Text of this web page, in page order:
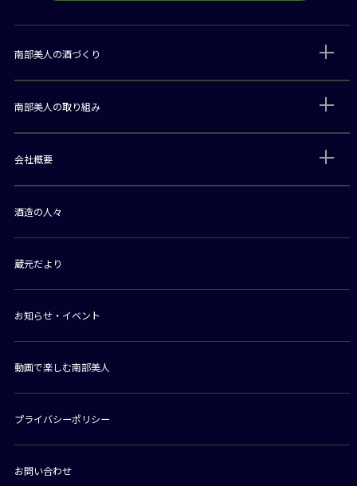
南部美人の酒づくり
南部美人の取り組み
会社概要
酒造の人々
蔵元だより
お知らせ・イベント
動画で楽しむ南部美人
プライバシーポリシー
お問い合わせ